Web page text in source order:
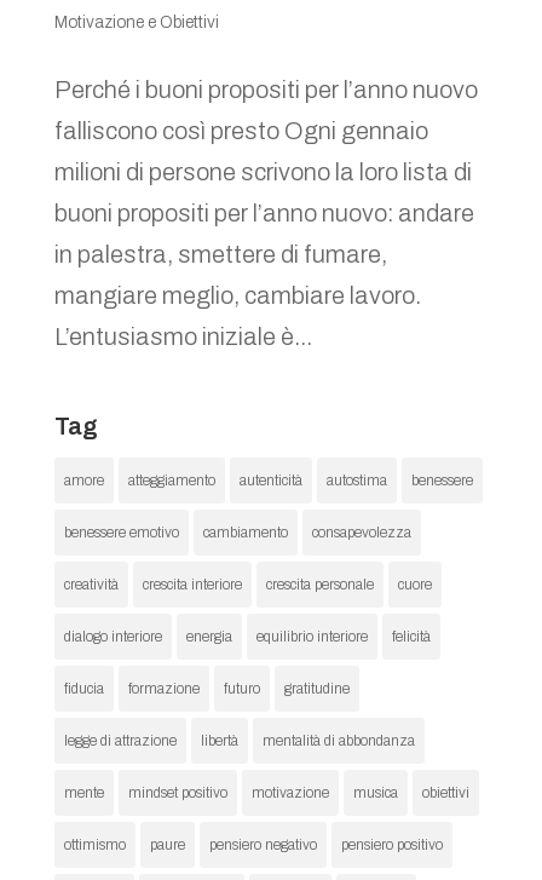
Motivazione e Obiettivi
Perché i buoni propositi per l’anno nuovo
falliscono così presto Ogni gennaio
milioni di persone scrivono la loro lista di
buoni propositi per l’anno nuovo: andare
in palestra, smettere di fumare,
mangiare meglio, cambiare lavoro.
L’entusiasmo iniziale è...
Tag
amore atteggiamento autenticità autostima benessere
benessere emotivo cambiamento consapevolezza
creatività crescita interiore crescita personale cuore
dialogo interiore energia equilibrio interiore felicità
fiducia formazione futuro gratitudine
legge di attrazione libertà mentalità di abbondanza
mente mindset positivo motivazione musica obiettivi
ottimismo paure pensiero negativo pensiero positivo